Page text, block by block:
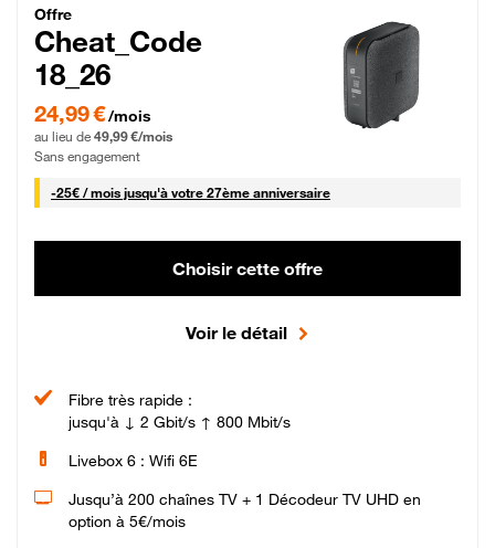
Cheat_Code Fibre_18_26
Offre
Cheat_Code
18_26
24,99 € par mois pendant 0 mois puis 49,99 € par mois, Sans engagement
24,99 €/mois
au lieu de 49,99 €/mois
Sans engagement
-25€ / mois25 € par mois
jusqu'à votre 27ème anniversaire
Choisir cette offre
Voir le détail
Fibre très rapide :
jusqu'à ↓ 2 Gbit/s ↑ 800 Mbit/s
Livebox 6 : Wifi 6E
Jusqu’à 200 chaînes TV + 1 Décodeur TV UHD en
option à 5€/mois